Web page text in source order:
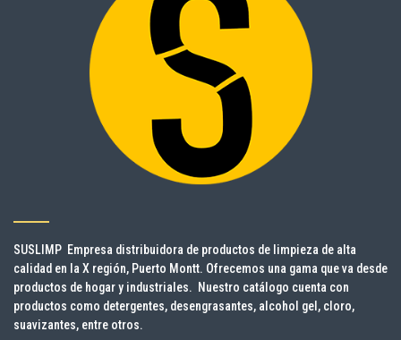
SUSLIMP Empresa distribuidora de productos de limpieza de alta
calidad en la X región, Puerto Montt. Ofrecemos una gama que va desde
productos de hogar y industriales. Nuestro catálogo cuenta con
productos como detergentes, desengrasantes, alcohol gel, cloro,
suavizantes, entre otros.